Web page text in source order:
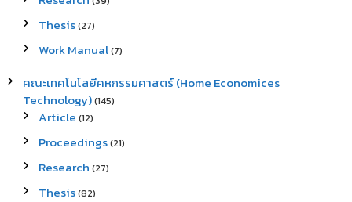
Thesis(27)
Work Manual(7)
คณะเทคโนโลยีคหกรรมศาสตร์ (Home Economices
Technology)(145)
Article (12)
Proceedings(21)
Research (27)
Thesis(82)